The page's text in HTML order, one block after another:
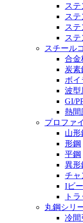
ス
ス
ス
ス
スチール
合金
炭素
ボイ
波型
GI/
熱間
プロファ
山形
形鋼
平鋼
異形
チャ
Iビ
ト
丸鋼シリ
冷間